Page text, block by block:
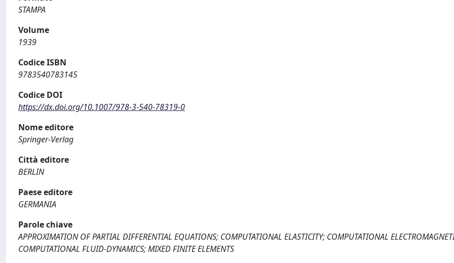
STAMPA
Volume
1939
Codice ISBN
9783540783145
Codice DOI
https://dx.doi.org/10.1007/978-3-540-78319-0
Nome editore
Springer-Verlag
Città editore
BERLIN
Paese editore
GERMANIA
Parole chiave
APPROXIMATION OF PARTIAL DIFFERENTIAL EQUATIONS; COMPUTATIONAL ELASTICITY; COMPUTATIONAL
COMPUTATIONAL FLUID-DYNAMICS; MIXED FINITE ELEMENTS